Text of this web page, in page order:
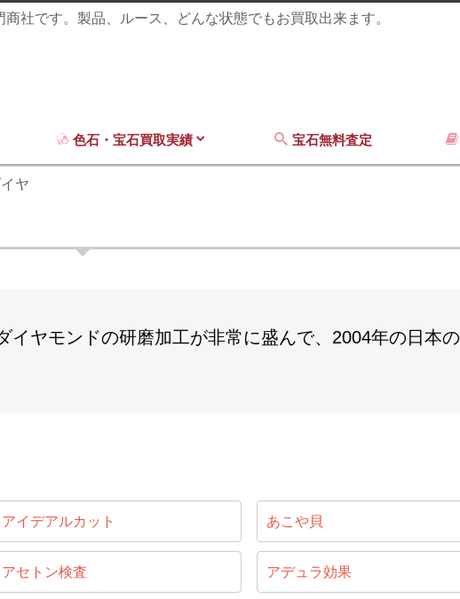
社です。製品、ルース、どんな状態でもお買取出来ます。
色石・宝石買取実績 宝石無料査定
ヤ
イヤモンドの研磨加工が非常に盛んで、2004年の日本の
アイデアルカット あこや貝
アセトン検査 アデュラ効果